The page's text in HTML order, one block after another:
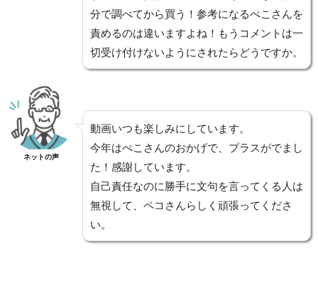
分で調べてから買う！参考になるぺこさんを
責めるのは違いますよね！もうコメントは一
切受け付けないようにされたらどうですか。
ネットの声
動画いつも楽しみにしています。
今年はぺこさんのおかげで、プラスがでまし
た！感謝しています。
自己責任なのに勝手に文句を言ってくる人は
無視して、ペコさんらしく頑張ってくださ
い。